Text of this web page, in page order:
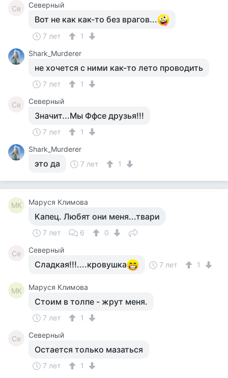
Се Северный
Вот не как как-то без врагов...
7 лет
1
Shark_Murderer
не хочется с ними как-то лето проводить
7 лет 1
Се Северный
Значит...Мы Ффсе друзья!!!
7 лет
1
Shark_Murderer
это да 7 лет 1
МК Маруся Климова
Капец. Любят они меня...твари
7 лет 6 0
Се Северный
Сладкая!!!....кровушка 7 лет 1
МК Маруся Климова
Стоим в толпе - жрут меня.
7 лет 1
Се Северный
Остается только мазаться
7 лет 1